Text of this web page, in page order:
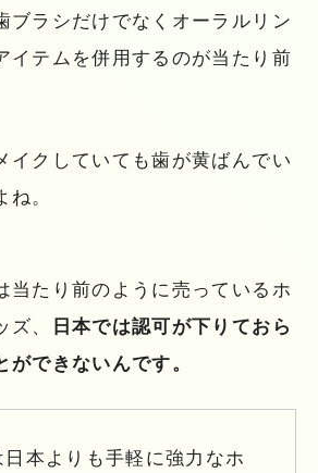
ブラシだけでなくオーラルリン
イテムを併用するのが当たり前
イクしていても歯が黄ばんでい
。
当たり前のように売っているホ
、
日本では認可が下りておら
できないんです。
本よりも手軽に強力なホ